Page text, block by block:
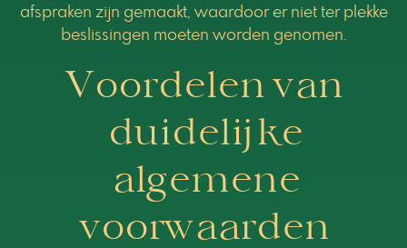
afspraken zijn gemaakt, waardoor er niet ter plekke
beslissingen moeten worden genomen.
Voordelen van
duidelijke
algemene
voorwaarden